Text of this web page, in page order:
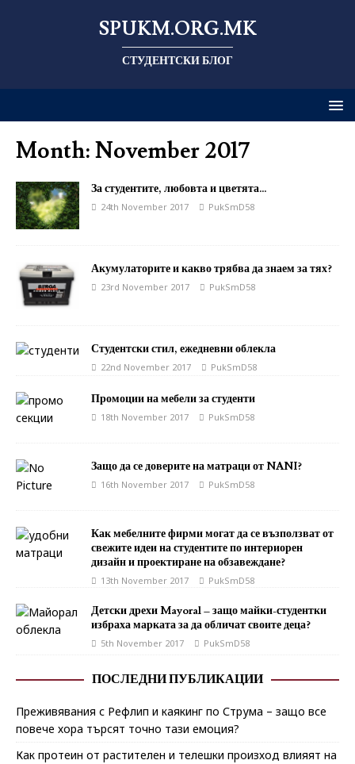
SPUKM.ORG.MK
СТУДЕНТСКИ БЛОГ
Month: November 2017
За студентите, любовта и цветята…
24th November 2017 PukSmD58
Акумулаторите и какво трябва да знаем за тях?
23rd November 2017 PukSmD58
Студентски стил, ежедневни облекла
22nd November 2017 PukSmD58
Промоции на мебели за студенти
18th November 2017 PukSmD58
Защо да се доверите на матраци от NANI?
16th November 2017 PukSmD58
Как мебелните фирми могат да се възползват от
свежите идеи на студентите по интериорен
дизайн и проектиране на обзавеждане?
13th November 2017 PukSmD58
Детски дрехи Mayoral – защо майки-студентки
избраха марката за да обличат своите деца?
5th November 2017 PukSmD58
ПОСЛЕДНИ ПУБЛИКАЦИИ
Преживявания с Рефлип и каякинг по Струма – защо все
повече хора търсят точно тази емоция?
Как протеин от растителен и телешки произход влияят на